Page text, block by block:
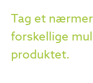
Tag et
forskellige
produktet.